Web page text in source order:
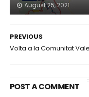
August 25, 2021
PREVIOUS
Volta a la Comunitat
POST A COMMENT